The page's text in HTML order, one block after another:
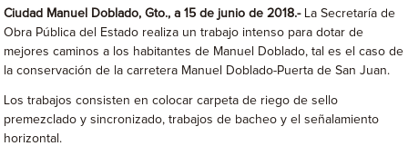
Ciudad Manuel Doblado, Gto., a 15 de junio de 2018.-La Secretaría de
Obra Pública del Estado realiza un trabajo intenso para dotar de
mejores caminos a los habitantes de Manuel Doblado, tal es el caso de
la conservación de la carretera Manuel Doblado-Puerta de San Juan.
Los trabajos consisten en colocar carpeta de riego de sello
premezclado y sincronizado, trabajos de bacheo y el señalamiento
horizontal.